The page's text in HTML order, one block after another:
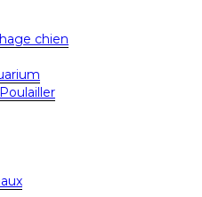
chien